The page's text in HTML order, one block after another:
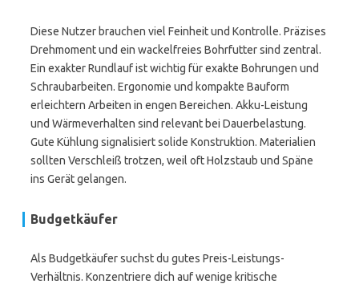
Diese Nutzer brauchen viel Feinheit und Kontrolle. Präzises
Drehmoment und ein wackelfreies Bohrfutter sind zentral.
Ein exakter Rundlauf ist wichtig für exakte Bohrungen und
Schraubarbeiten. Ergonomie und kompakte Bauform
erleichtern Arbeiten in engen Bereichen. Akku-Leistung
und Wärmeverhalten sind relevant bei Dauerbelastung.
Gute Kühlung signalisiert solide Konstruktion. Materialien
sollten Verschleiß trotzen, weil oft Holzstaub und Späne
ins Gerät gelangen.
Budgetkäufer
Als Budgetkäufer suchst du gutes Preis-Leistungs-
Verhältnis. Konzentriere dich auf wenige kritische